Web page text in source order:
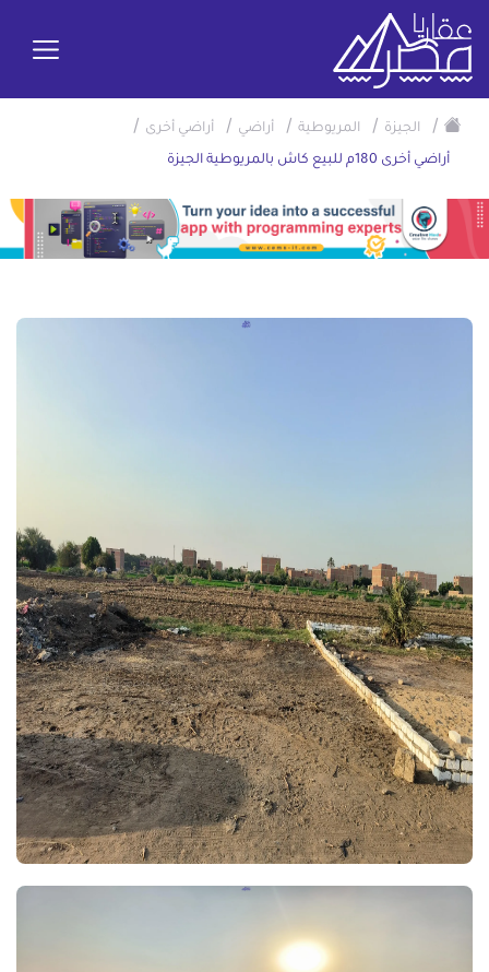
/ الجيزة / المريوطية / أراضي / أراضي أخرى /
أراضي أخرى 180م للبيع كاش بالمريوطية الجيزة